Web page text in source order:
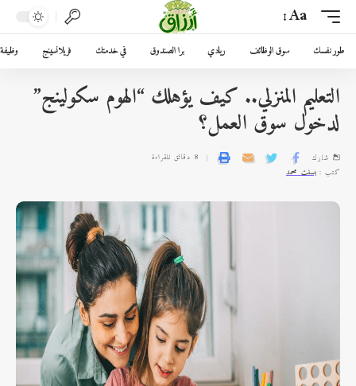
Aa
طور نفسك سوق الوظائف ريادي برا الصندوق في خدمتك فريلانسينج
التعليم المنزلي.. كيف يؤهلك “الهوم سكولينج”
لدخول سوق العمل؟
كتب : بسنت محمد
شارك 8 دقائق للقراءة